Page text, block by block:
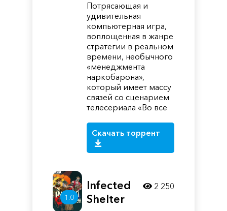
Потрясающая и
удивительная
компьютерная игра,
воплощенная в жанре
стратегии в реальном
времени, необычного
«менеджмента
наркобарона»,
который имеет массу
связей со сценарием
телесериала «Во все
Скачать торрент
1.0
Infected
Shelter
2 250